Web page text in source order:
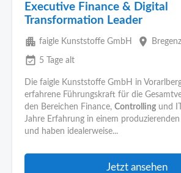
Executive Finance & Digital
Transformation Leader
apartment faigle Kunststoffe GmbH place Bregenz
event_available 5 Tage alt
Die faigle Kunststoffe GmbH in
erfahrene Führungskraft für die
den Bereichen Finance, Controlling und
Jahre Erfahrung in einem
und haben idealerweise...
Jetzt ansehen